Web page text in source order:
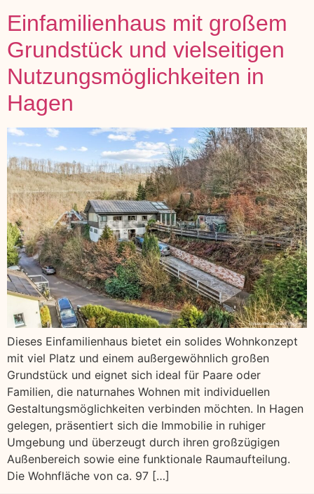
Einfamilienhaus mit großem
Grundstück und vielseitigen
Nutzungsmöglichkeiten in
Hagen
Dieses Einfamilienhaus bietet ein solides Wohnkonzept
mit viel Platz und einem außergewöhnlich großen
Grundstück und eignet sich ideal für Paare oder
Familien, die naturnahes Wohnen mit individuellen
Gestaltungsmöglichkeiten verbinden möchten. In Hagen
gelegen, präsentiert sich die Immobilie in ruhiger
Umgebung und überzeugt durch ihren großzügigen
Außenbereich sowie eine funktionale Raumaufteilung.
Die Wohnfläche von ca. 97 […]